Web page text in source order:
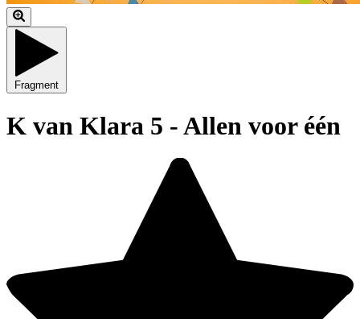
Fragment
K van Klara 5 - Allen voor één